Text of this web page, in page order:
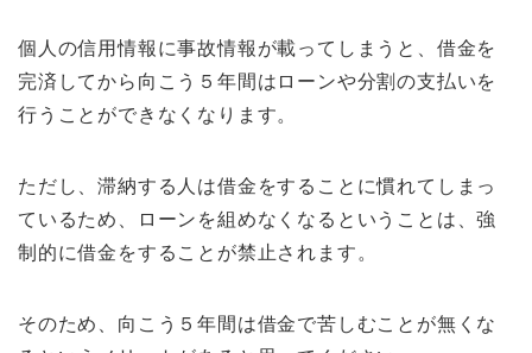
個人の信用情報に事故情報が載ってしまうと、借金を
完済してから向こう５年間はローンや分割の支払いを
行うことができなくなります。
ただし、滞納する人は借金をすることに慣れてしまっ
ているため、ローンを組めなくなるということは、強
制的に借金をすることが禁止されます。
そのため、向こう５年間は借金で苦しむことが無くな